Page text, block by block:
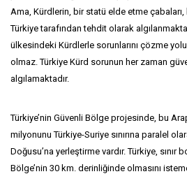
Ama, Kürdlerin, bir statü elde etme
Türkiye tarafından tehdit olarak
ülkesindeki Kürdlerle sorunlarını çözme
olmaz. Türkiye Kürd sorunun her zaman
algılamaktadır.
Türkiye’nin Güvenli Bölge projesinde, bu
milyonunu Türkiye-Suriye sınırına paralel
Doğusu’na yerleştirme vardır. Türkiye, sınır
Bölge’nin 30 km. derinliğinde olmasını